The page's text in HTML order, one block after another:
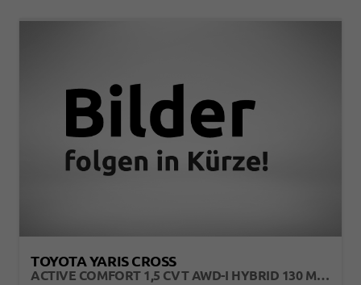
TOYOTA YARIS CROSS
ACTIVE COMFORT 1,5 CVT AWD-I HYBRID 130 MJ26